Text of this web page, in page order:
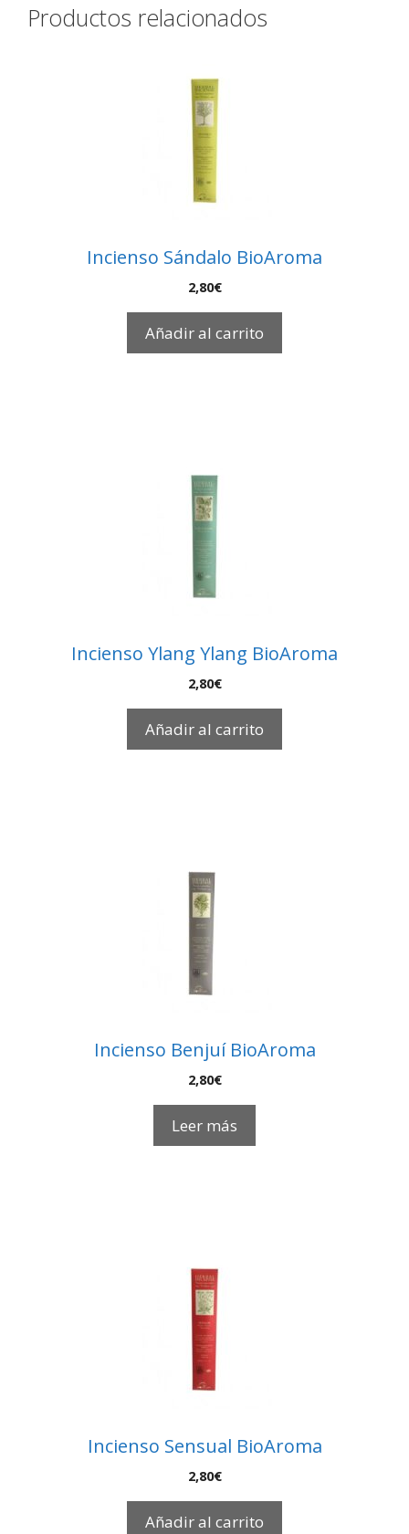
Productos relacionados
Incienso Sándalo BioAroma
2,80€
Añadir al carrito
Incienso Ylang Ylang BioAroma
2,80€
Añadir al carrito
Incienso Benjuí BioAroma
2,80€
Leer más
Incienso Sensual BioAroma
2,80€
Añadir al carrito